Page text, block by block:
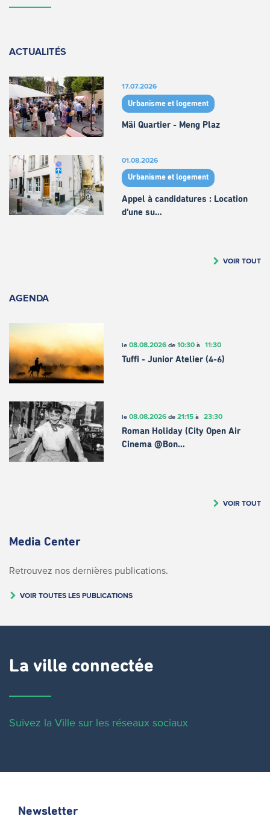
ACTUALITÉS
17.07.2026
Urbanisme et logement
Mäi Quartier - Meng Plaz
01.08.2026
Urbanisme et logement
Appel à candidatures : Location
d’une su…
VOIR TOUT
AGENDA
le 08.08.2026de 10:30à 11:30
Tuffi - Junior Atelier (4-6)
le 08.08.2026de 21:15à 23:30
Roman Holiday (City Open Air
Cinema @Bon…
VOIR TOUT
Media Center
Retrouvez nos dernières publications.
VOIR TOUTES LES PUBLICATIONS
La ville connectée
Suivez la Ville sur les réseaux sociaux
Newsletter